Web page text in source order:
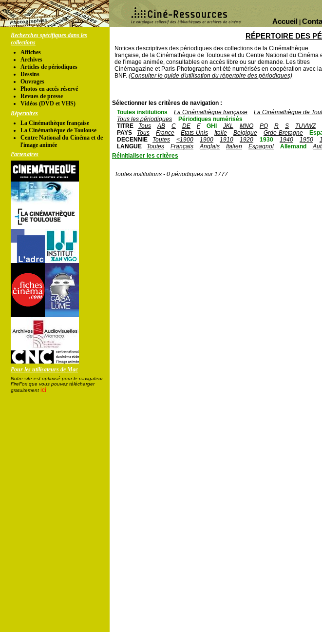
Accueil
Recherches spécifiques dans les
collections
Affiches
Archives
Articles de périodiques
Dessins
Ouvrages
Photos en accés réservé
Revues de presse
Vidéos (DVD et VHS)
Répertoires
La Cinémathèque française
La Cinémathèque de Toulouse
Centre National du Cinéma et de
l'image animée
Partenaires
Pour les utilisateurs de Mac
Notre site est optimisé pour le navigateur
FireFox que vous pouvez télécharger
gratuitement ici
RÉPERTOIRE DES
Notices descriptives des périodiques des collections de la Cinémathèque
française, de la Cinémathèque de Toulouse et du Centre National du Cinéma
de l'image animée, consultables en accès libre ou sur demande. Les titres
Cinémagazine et Paris-Photographe ont été numérisés en coopération avec la
BNF. (Consulter le guide d'utilisation du répertoire des périodiques)
Sélectionner les critères de navigation :
Toutes institutions
La Cinémathèque française La Cinémathèque de
Tous les périodiques
Périodiques numérisés
TITRE
Tous AB C DE F GHI JKL MNO PQ R S TUVWZ
PAYS
Tous France Etats-Unis Italie Belgique Grde-Bretagne
DECENNIE
Toutes <1900 1900 1910 1920 1930 1940 1950
LANGUE
Toutes Français Anglais Italien Espagnol Allemand
Réinitialiser les critères
Toutes institutions - 0 périodiques sur 1777